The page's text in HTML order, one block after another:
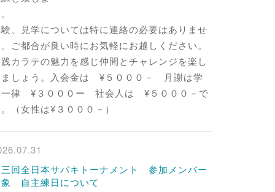
、見学については特に連絡の必要はありませ
ご都合が良い時にお気軽にお越しください。
カラテの魅力を感じ仲間とチャレンジを楽し
しょう。入会金は ¥５０００－ 月謝は学
一律 ¥３０００ー 社会人は ¥５０００－で
（女性は¥３０００－）
回全日本サバキトーナメント 参加メンバー
自主練日について